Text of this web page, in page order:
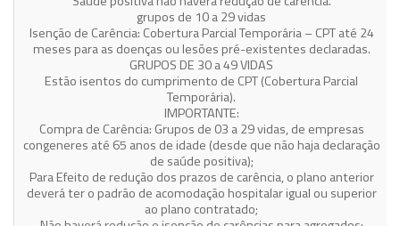
grupos de 10 a 29 vidas
Isenção de Carência: Cobertura Parcial Temporária – CPT até 24
meses para as doenças ou lesões pré-existentes declaradas.
GRUPOS DE 30 a 49 VIDAS
Estão isentos do cumprimento de CPT (Cobertura Parcial
Temporária).
IMPORTANTE:
Compra de Carência: Grupos de 03 a 29 vidas, de empresas
congeneres até 65 anos de idade (desde que não haja declaração
de saúde positiva);
Para Efeito de redução dos prazos de carência, o plano anterior
deverá ter o padrão de acomodação hospitalar igual ou superior
ao plano contratado;